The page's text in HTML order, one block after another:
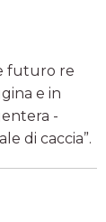
futuro re
e in
-
di caccia”.